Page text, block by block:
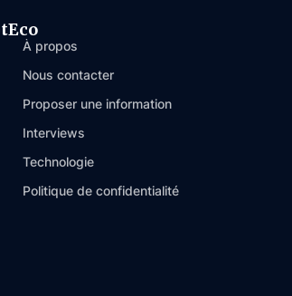
À propos
Nous contacter
Proposer une information
Interviews
Technologie
Politique de confidentialité